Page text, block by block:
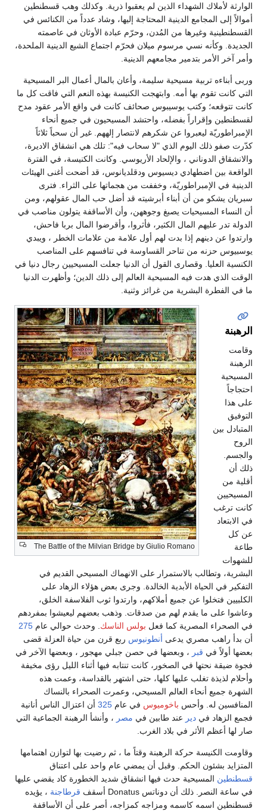
الوارثة لأملاك الشهداء الذين لم يعقبوا ذرية. وكذلك وهب قسطنطين
أموالاً إلى المجامع الدينية المحتاجة إليها، وشاد عدداً من الكنائس في
القسطنطينية وغيرها من المُدن، وحرّم عبادة الأوثان في عاصمته
الجديدة. وكأنه نسي مرسوم ميلان فحرّم اجتماع الشيع الدينية الملحدة،
وأمر آخر الأمر بتدمير مجامعهم الدينية.
وربى أبناءه تربية مسيحية سليمة، وأعان بالمال أعمال البر المسيحية
التي كانت تقوم بها أمه. وابتهجت الكنيسة بهذه النعم التي فاقت كل ما
كانت تتوقعه؛ وكتب يوسيبوس صحائف كانت في واقع الأمر عقود مدح
لقسطنطين وإقراراً بفضله، واحتشد المسيحيون في جميع أنحاء
الإمبراطوريّة ليعبروا عن شكرهم لانتصار إلههم. غير أن سحباً ثلاثاً
كدّرت صفو ذلك اليوم الذي "لا سحاب فيه": تلك هي انشقاق الاديرة،
والانشقاق الدوناني ، والإلحاد الأريوسي. وكانت الكنيسة، في الفترة
الواقعة بين اضطهادي ديسيوس ودقلديانوس، قد أضحت أغنى الهيئات
الدينية في الإمبراطوريّة، وخففت من هجماتها على الثراء. فترى
سبريان يشكو من أن أبناء أبرشيته قد أضل حب المال عقولهم، ومن
أن النساء المسيحيات يصبغ وجوههن، وأن الأساقفة يتولون مناصب في
الدولة تدر عليهم المال الكثير، فأثروا، وأقرضوا المال بربا فاحش،
وارتدوا عن دينهم إذا بدت لهم أول علامة من علامات الخطر ، ويبدي
يوسبيوس حزنه من تناحر القساوسة في تنافسهم على المناصب
الكنسية العليا. وقصارى القول أن الدنيا جعلت المسيحيين رجال دنيا في
الوقت الذي هدت فيه المسيحية العالم إلى ذلك الدين؛ وأظهرت الدنيا
ما في الفطرة البشرية من غرائز وثنية.
The Battle of the Milvian Bridge by Giulio Romano
الرهبنة
وقامت
الرهبنة
المسيحية
احتجاجاً
على هذا
التوفيق
المتبادل بين
الروح
والجسم.
ذلك أن
أقلية من
المسيحيين
كانت ترغب
في الابتعاد
عن كل
طاعة
للشهوات
البشرية، وتطالب بالاستمرار على الانهماك المسيحي القديم في
التفكير في الحياة الأبدية الخالدة. وجرى بعض هؤلاء الزهاد على
الكلبيين فتخلوا عن جميع أملاكهم، وارتدوا ثوب الفلاسفة الخلق،
وعاشوا على ما يقدم لهم من صدقات. وذهب بعضهم ليعيشوا بمفردهم
في الصحراء المصرية كما فعل بولس الناسك. وحدث حوالي عام 275
أن بدأ راهب مصري يدعى أنطونيوس ربع قرن من حياة العزلة قضى
بعضها أولاً في قبر ، وبعضها في حصن جبلي مهجور ، وبعضها الآخر في
فجوة ضيقة نحتها في الصخور، كانت تنتابه فيها أثناء الليل رؤى مخيفة
وأحلام لذيذة تغلب عليها كلها، حتى اشتهر بالقداسة، وعمت هذه
الشهرة جميع أنحاء العالم المسيحي، وعمرت الصحراء بالنساك
المنافسين له. وأحس باخوميوس في عام 325 أن اعتزال الناس أنانية
فجمع الزهاد في دير عند طابين في مصر ، وأنشأ الرهبنة الجماعية التي
صار لها أعظم الأثر في بلاد الغرب.
وقاومت الكنيسة حركة الرهبنة وقتاً ما ، ثم رضيت بها لتوازن اهتمامها
المتزايد بشئون الحكم. وقبل أن يمضي عام واحد على اعتناق
قسطنطين المسيحية حدث فيها انشقاق شديد الخطورة كاد يقضي عليها
في ساعة النصر. ذلك أن دوناتس Donatus أسقف
قرطاجنة ، يؤيده
قسطنطين اسمه كاسمه ومزاجه كمزاجه، أصر على أن الأساقفة